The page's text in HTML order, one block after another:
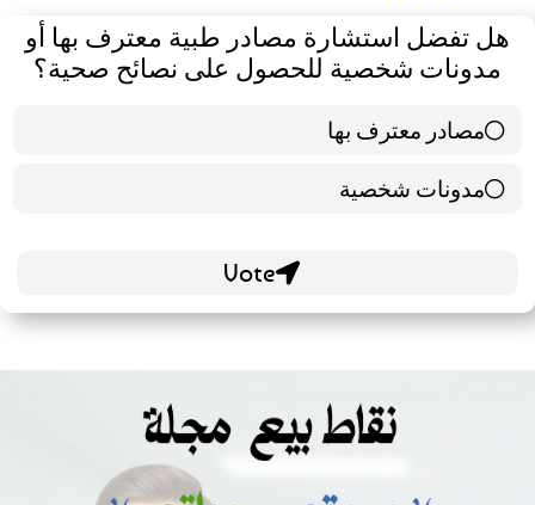
هل تفضل استشارة مصادر طبية معترف بها أو
مدونات شخصية للحصول على نصائح صحية؟
مصادر معترف بها
39 ( 65 % )
مدونات شخصية
21 ( 35 % )